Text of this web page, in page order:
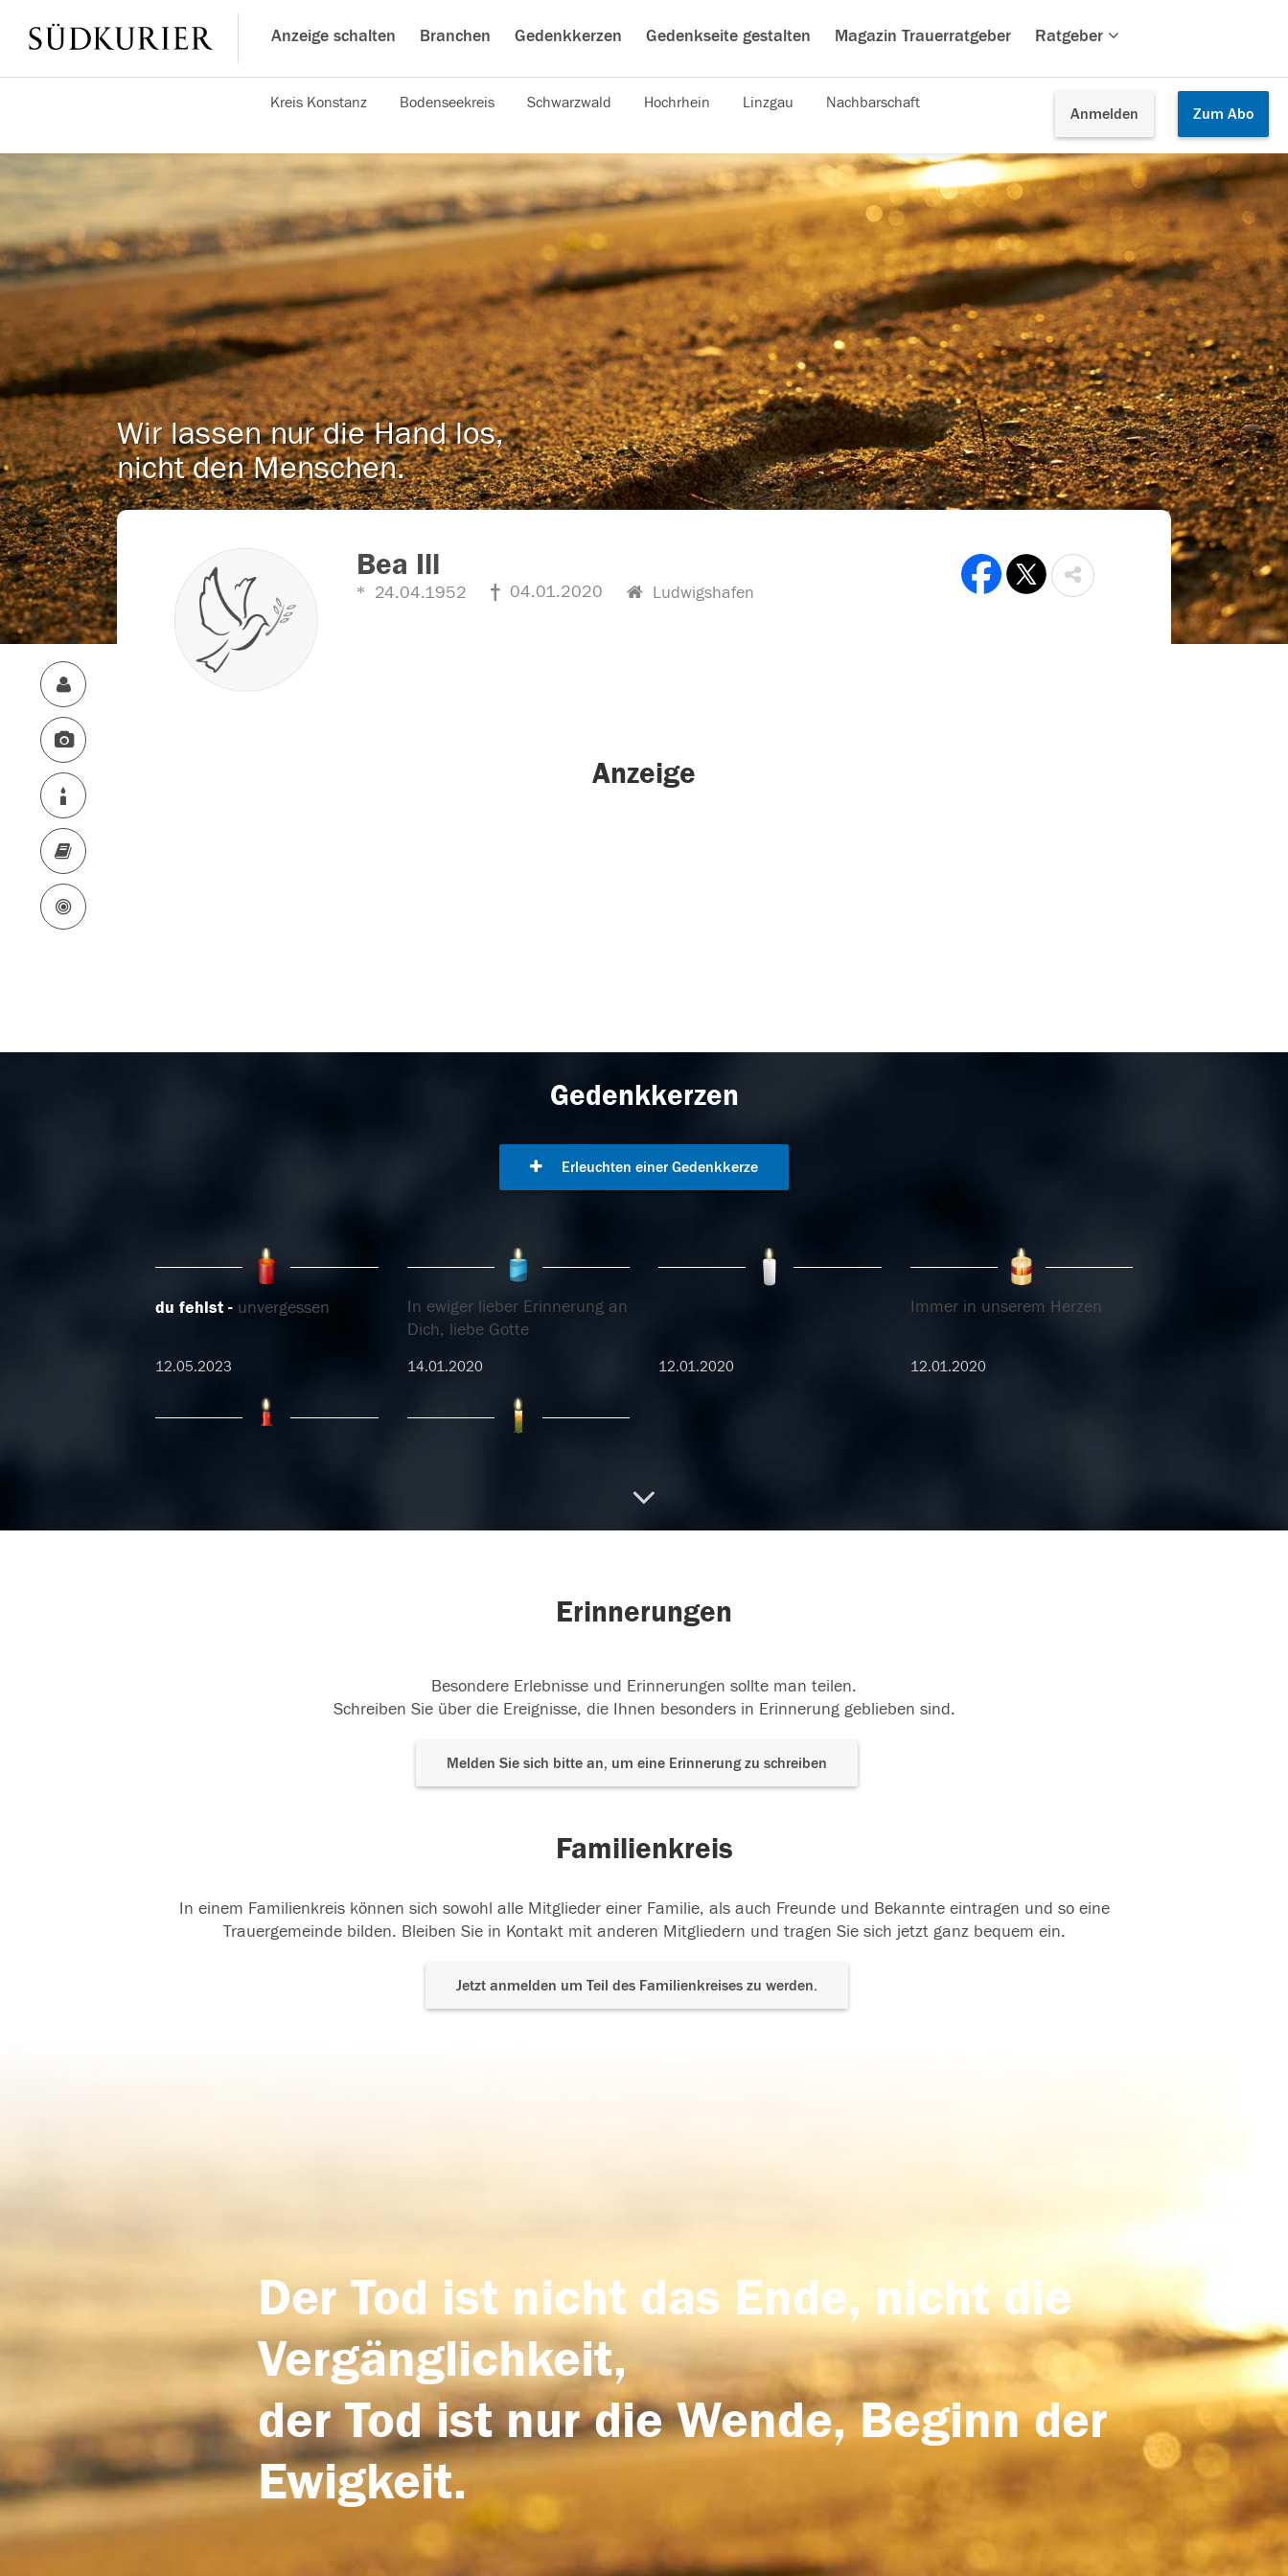
Anzeige schalten Branchen Gedenkkerzen Gedenkseite gestalten Magazin Trauerratgeber Ratgeber
Anmelden Zum Abo
Kreis Konstanz Bodenseekreis Schwarzwald Hochrhein Linzgau Nachbarschaft
Wir lassen nur die Hand los,
nicht den Menschen.
Bea Ill
24.04.1952 04.01.2020 Ludwigshafen
Anzeige
Gedenkkerzen
Erleuchten einer Gedenkkerze
du fehlst unvergessen
12.05.2023
In ewiger lieber Erinnerung an
Dich, liebe Gotte
14.01.2020 12.01.2020
Immer in unserem Herzen
12.01.2020
Erinnerungen
Besondere Erlebnisse und Erinnerungen sollte man teilen.
Schreiben Sie über die Ereignisse, die Ihnen besonders in Erinnerung geblieben sind.
Melden Sie sich bitte an, um eine Erinnerung zu schreiben
Familienkreis
In einem Familienkreis können sich sowohl alle Mitglieder einer Familie, als auch Freunde und Bekannte eintragen und so eine
Trauergemeinde bilden. Bleiben Sie in Kontakt mit anderen Mitgliedern und tragen Sie sich jetzt ganz bequem ein.
Jetzt anmelden um Teil des Familienkreises zu werden.
Der Tod ist nicht das Ende, nicht die
Vergänglichkeit,
der Tod ist nur die Wende, Beginn der
Ewigkeit.